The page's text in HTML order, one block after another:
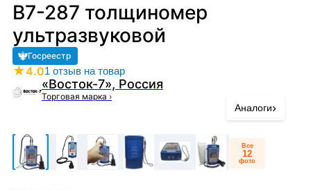
В7-287 толщиномер
ультразвуковой
Госреестр
★4.01 отзыв на товар
«Восток-7», Россия
Торговая марка ›
Все
12
фото
Аналоги›